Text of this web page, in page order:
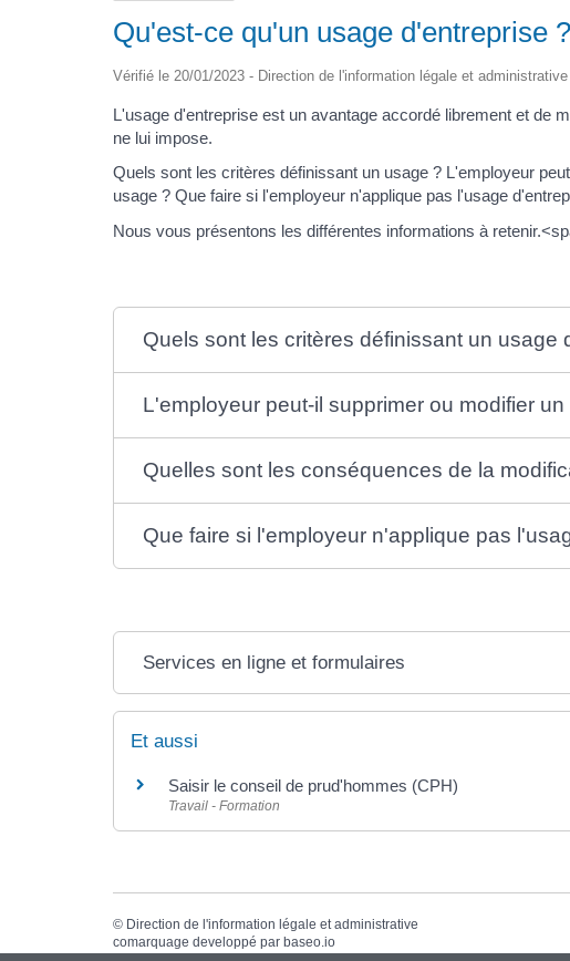
Qu'est-ce qu'un usage d'entreprise ?
Vérifié le 20/01/2023 - Direction de l'information légale et
L'usage d'entreprise est un avantage accordé librement et de
ne lui impose.
Quels sont les critères définissant un usage ? L'employeur
usage ? Que faire si l'employeur n'applique pas l'usage
Nous vous présentons les différentes informations à
Quels sont les critères définissant un usage
L'employeur peut-il supprimer ou modifier
Quelles sont les conséquences de la
Que faire si l'employeur n'applique pas
Services en ligne et formulaires
Et aussi
Saisir le conseil de prud'hommes (CPH)
Travail - Formation
© Direction de l'information légale et administrative
comarquage developpé par baseo.io